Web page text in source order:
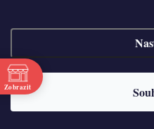
Velkoobchod
Doprava a platba
Copyright 2026
Zobrazit